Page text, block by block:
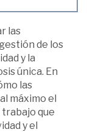
las
de los
y la
única. En
las
máximo el
que
y el